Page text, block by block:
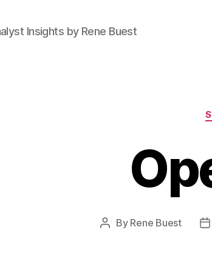
Insights by Rene Buest
Post
By Rene Buest